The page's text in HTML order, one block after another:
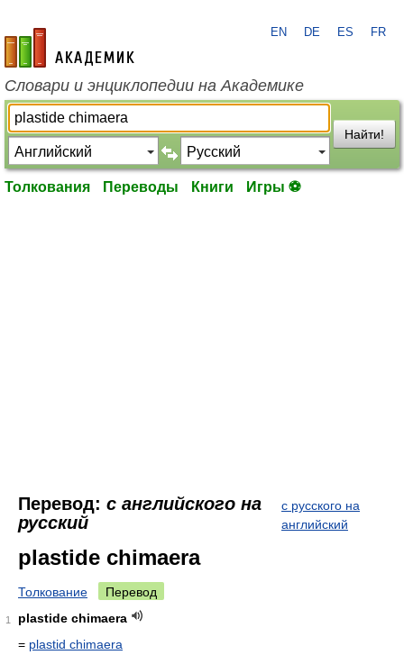
academic.ru
EN DE ES FR
Словари и энциклопедии на Академике
Найти!
Толкования Переводы Книги Игры ⚽
Перевод: с английского на
русский
с русского на
английский
plastide chimaera
Толкование Перевод
1
plastide chimaera
= plastid chimaera